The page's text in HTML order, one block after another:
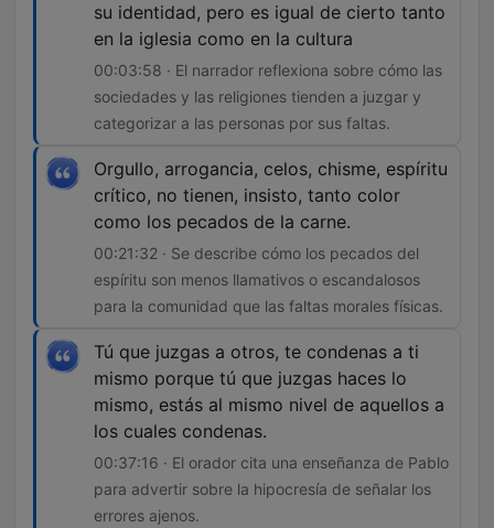
su identidad, pero es igual de cierto tanto
en la iglesia como en la cultura
00:03:58 · El narrador reflexiona sobre cómo las
sociedades y las religiones tienden a juzgar y
categorizar a las personas por sus faltas.
Orgullo, arrogancia, celos, chisme, espíritu
crítico, no tienen, insisto, tanto color
como los pecados de la carne.
00:21:32 · Se describe cómo los pecados del
espíritu son menos llamativos o escandalosos
para la comunidad que las faltas morales físicas.
Tú que juzgas a otros, te condenas a ti
mismo porque tú que juzgas haces lo
mismo, estás al mismo nivel de aquellos a
los cuales condenas.
00:37:16 · El orador cita una enseñanza de Pablo
para advertir sobre la hipocresía de señalar los
errores ajenos.